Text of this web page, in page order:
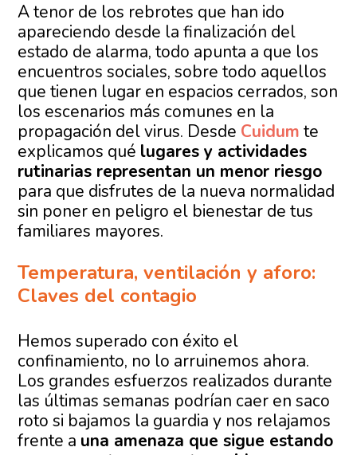
A tenor de los rebrotes que han ido
apareciendo desde la finalización del
estado de alarma, todo apunta a que los
encuentros sociales, sobre todo aquellos
que tienen lugar en espacios cerrados, son
los escenarios más comunes en la
propagación del virus. Desde Cuidum te
explicamos qué lugares y actividades
rutinarias representan un menor riesgo
para que disfrutes de la nueva normalidad
sin poner en peligro el bienestar de tus
familiares mayores.
Temperatura, ventilación y aforo:
Claves del contagio
Hemos superado con éxito el
confinamiento, no lo arruinemos ahora.
Los grandes esfuerzos realizados durante
las últimas semanas podrían caer en saco
roto si bajamos la guardia y nos relajamos
frente a una amenaza que sigue estando